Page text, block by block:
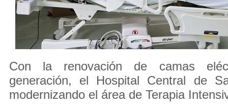
Con la renovación de camas
generación, el Hospital Central de
modernizando el área de Terapia